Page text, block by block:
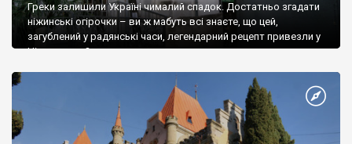
Греки залишили Україні чималий спадок. Достатньо згадати
ніжинські огірочки – ви ж мабуть всі знаєте, що цей,
загублений у радянські часи, легендарний рецепт привезли у
Ніжин греки?